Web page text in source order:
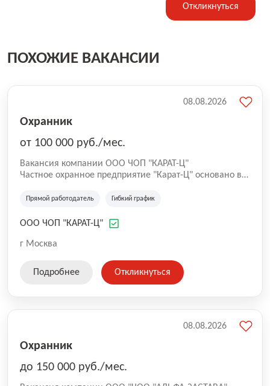
Откликнуться
ПОХОЖИЕ ВАКАНСИИ
Охранник
от 100 000 руб./мес.
Вакансия компании ООО ЧОП "КАРАТ-Ц"
Частное охранное предприятие "Карат-Ц" основано в
Центрального Концертного зала "Россия". За это время
создания особой структуры безопасности,
предприятий шоу-бизнеса и пользуется заслуженным
искусств, так и среди зарубежных знаменитостей.
Прямой работодатель Гибкий график
ООО ЧОП "КАРАТ-Ц"
г Москва
08.08.2026
Подробнее Откликнуться
Охранник
до 150 000 руб./мес.
08.08.2026